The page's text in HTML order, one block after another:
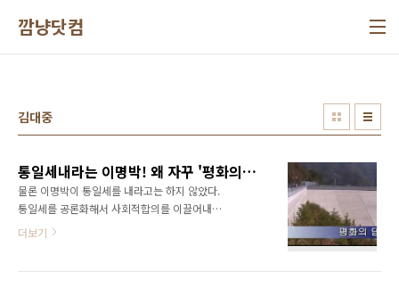
깜냥닷컴
김대중
통일세내라는 이명박! 왜 자꾸 '평화의댐'이 보이지?
물론 이명박이 통일세를 내라고는 하지 않았다.
통일세를 공론화해서 사회적합의를 이끌어내보
는건 어떨까 라는 것이다. 근데... 왜 자꾸 평화의
더보기